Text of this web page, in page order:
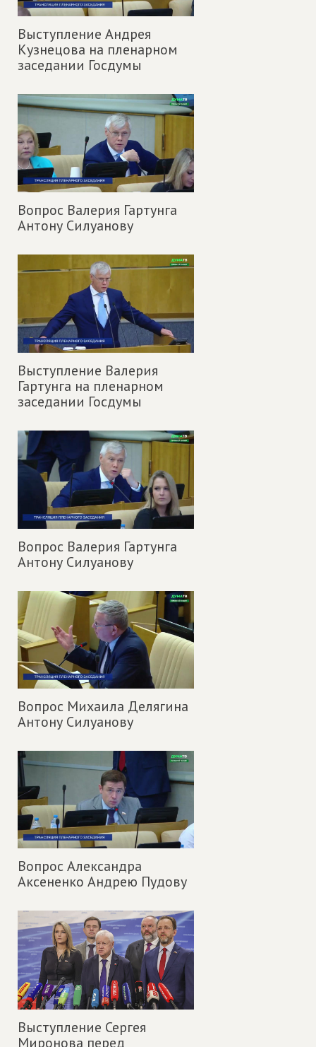
Выступление Андрея
Кузнецова на пленарном
заседании Госдумы
Вопрос Валерия Гартунга
Антону Силуанову
Выступление Валерия
Гартунга на пленарном
заседании Госдумы
Вопрос Валерия Гартунга
Антону Силуанову
Вопрос Михаила Делягина
Антону Силуанову
Вопрос Александра
Аксененко Андрею Пудову
Выступление Сергея
Миронова перед